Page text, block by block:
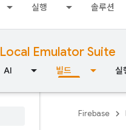
실행 솔루션
Local Emulator Suite
AI 빌드 실
Firebase